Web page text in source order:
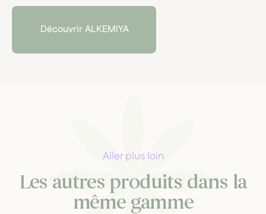
d’origine libanaise, elle développe des préparations
sensibles mêlant terrain thérapeutique, intuition et
rituels végétaux .
De la graine au flacon, chaque élixir, tisane ou double
Découvrir ALKEMIYA
Aller plus loin
Les autres produits dans la
même gamme